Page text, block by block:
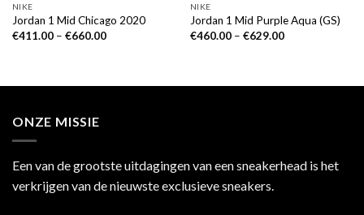
NIKE
Jordan 1 Mid Chicago 2020
€411.00– €660.00
NIKE
Jordan 1 Mid Purple Aqua (GS)
€460.00– €629.00
ONZE MISSIE
Een van de grootste uitdagingen van een sneakerhead is het
verkrijgen van de nieuwste exclusieve sneakers.